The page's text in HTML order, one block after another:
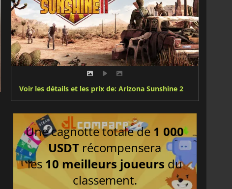
Voir les détails et les prix de: Arizona Sunshine 2
Une cagnotte totale de 1 000
USDT récompensera
les 10 meilleurs joueurs du
classement.